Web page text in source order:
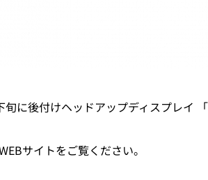
に後付けヘッドアップディスプレイ
サイトをご覧ください。